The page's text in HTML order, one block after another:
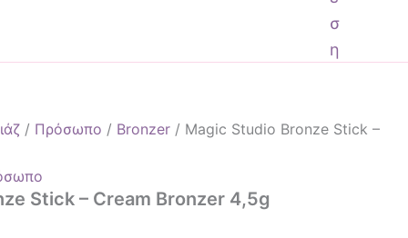
σ
η
/ Πρόσωπο / Bronzer / Magic Studio Bronze Stick –
Stick – Cream Bronzer 4,5g